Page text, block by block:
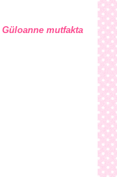
Güloanne mutfakta